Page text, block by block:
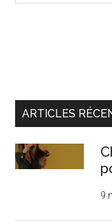
ARTICLES
9